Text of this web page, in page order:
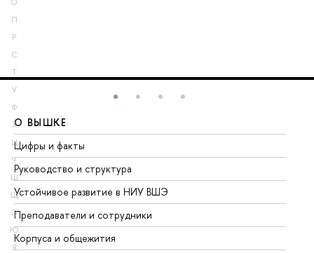
О
П
Р
С
Т
У
Ф
Х
Ц
Ч
Ш
Щ
Э
Ю
Я
О ВЫШКЕ
Цифры и факты
Руководство и структура
Устойчивое развитие в НИУ ВШЭ
Преподаватели и сотрудники
Корпуса и общежития